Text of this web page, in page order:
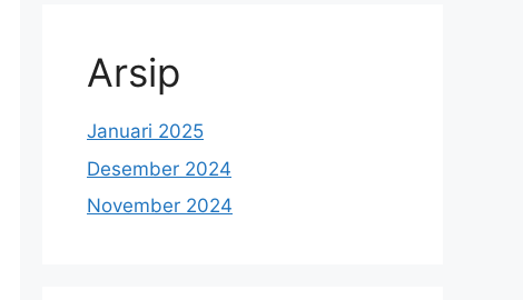
Arsip
Januari 2025
Desember 2024
November 2024